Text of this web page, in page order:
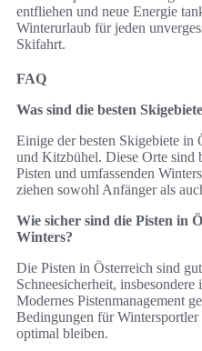
entfliehen und neue Energie
Winterurlaub für jeden
Skifahrt.
FAQ
Was sind die besten
Einige der besten Skigebiete in
und Kitzbühel. Diese Orte sind
Pisten und umfassenden
ziehen sowohl Anfänger als
Wie sicher sind die Pisten in
Winters?
Die Pisten in Österreich sind
Schneesicherheit,
Modernes Pistenmanagement
Bedingungen für Wintersportler
optimal bleiben.